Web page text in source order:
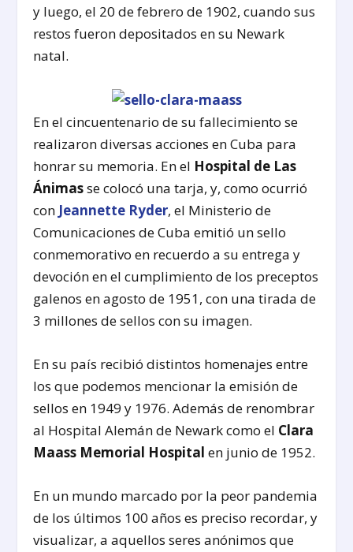
y luego, el 20 de febrero de 1902, cuando sus
restos fueron depositados en su Newark
natal.
En el cincuentenario de su fallecimiento se
realizaron diversas acciones en Cuba para
honrar su memoria. En el Hospital de Las
Ánimasse colocó una tarja, y, como ocurrió
con Jeannette Ryder, el Ministerio de
Comunicaciones de Cuba emitió un sello
conmemorativo en recuerdo a su entrega y
devoción en el cumplimiento de los preceptos
galenos en agosto de 1951, con una tirada de
3 millones de sellos con su imagen.
En su país recibió distintos homenajes entre
los que podemos mencionar la emisión de
sellos en 1949 y 1976. Además de renombrar
al Hospital Alemán de Newark como el Clara
Maass Memorial Hospital en junio de 1952.
En un mundo marcado por la peor pandemia
de los últimos 100 años es preciso recordar, y
visualizar, a aquellos seres anónimos que